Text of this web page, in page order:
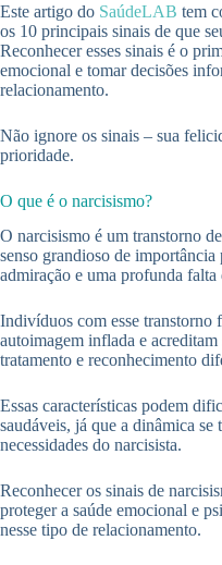
Este artigo do SaúdeLAB tem
os 10 principais sinais de que
Reconhecer esses sinais é o
emocional e tomar decisões
relacionamento.
Não ignore os sinais – sua
prioridade.
O que é o narcisismo?
O narcisismo é um transtorno
senso grandioso de importância
admiração e uma profunda falta
Indivíduos com esse transtorno
autoimagem inflada e
tratamento e reconhecimento
Essas características podem
saudáveis, já que a dinâmica se
necessidades do narcisista.
Reconhecer os sinais de
proteger a saúde emocional e
nesse tipo de relacionamento.